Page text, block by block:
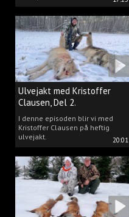
20:01
Ulvejakt med Kristoffer
Clausen, Del 2.
I denne episoden blir vi med
Kristoffer Clausen på heftig
ulvejakt.